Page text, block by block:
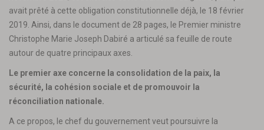
avait prêté à cette obligation constitutionnelle déjà, le 18 février
2019. Ainsi, dans le document de 28 pages, le Premier ministre
Christophe Marie Joseph Dabiré a articulé sa feuille de route
autour de quatre principaux axes.
Le premier axe concerne la consolidation de la paix, la
sécurité, la cohésion sociale et de promouvoir la
réconciliation nationale.
A ce propos, le chef du gouvernement veut poursuivre la